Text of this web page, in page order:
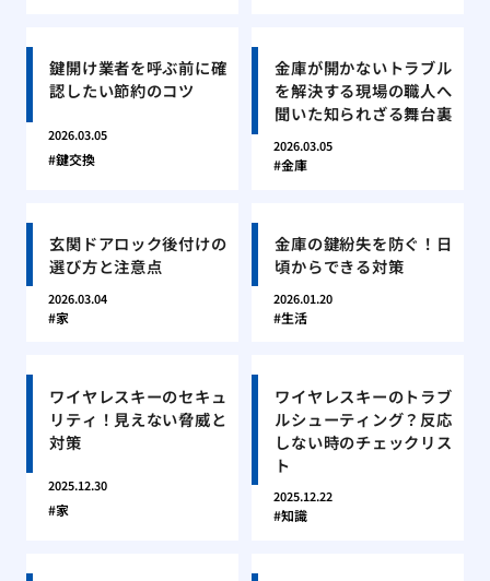
鍵開け業者を呼ぶ前に確
認したい節約のコツ
2026.03.05
鍵交換
金庫が開かないトラブル
を解決する現場の職人へ
聞いた知られざる舞台裏
2026.03.05
金庫
玄関ドアロック後付けの
選び方と注意点
2026.03.04
家
金庫の鍵紛失を防ぐ！日
頃からできる対策
2026.01.20
生活
ワイヤレスキーのセキュ
リティ！見えない脅威と
対策
2025.12.30
家
ワイヤレスキーのトラブ
ルシューティング？反応
しない時のチェックリス
ト
2025.12.22
知識